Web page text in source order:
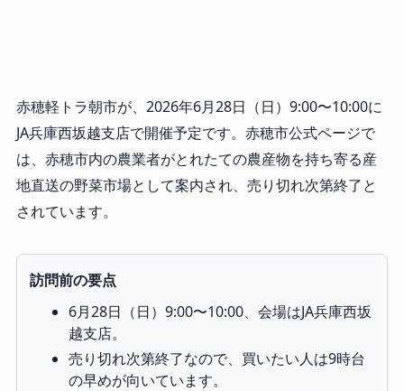
赤穂軽トラ朝市が、2026年6月28日（日）9:00〜10:00に
JA兵庫西坂越支店で開催予定です。赤穂市公式ページで
は、赤穂市内の農業者がとれたての農産物を持ち寄る産
地直送の野菜市場として案内され、売り切れ次第終了と
されています。
訪問前の要点
6月28日（日）9:00〜10:00、会場はJA兵庫西坂
越支店。
売り切れ次第終了なので、買いたい人は9時台
の早めが向いています。